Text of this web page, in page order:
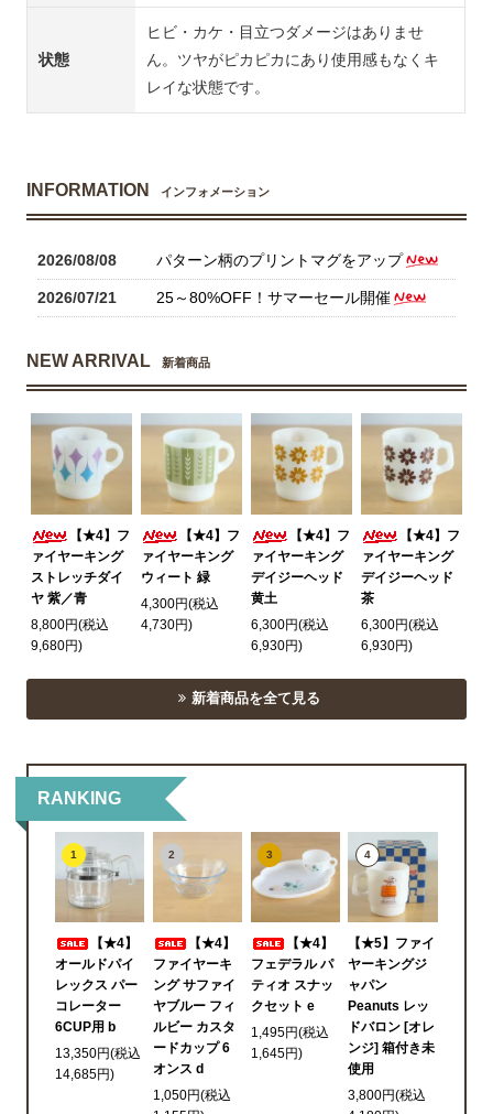
状態
ヒビ・カケ・目立つダメージはありませ
ん。ツヤがピカピカにあり使用感もなくキ
レイな状態です。
INFORMATION インフォメーション
2026/08/08 パターン柄のプリントマグをアップ
2026/07/21 25～80%OFF！サマーセール開催
NEW ARRIVAL 新着商品
【★4】フ
ァイヤーキング
ストレッチダイ
ヤ 紫／青
8,800円(税込
9,680円)
【★4】フ
ァイヤーキング
ウィート 緑
4,300円(税込
4,730円)
【★4】フ
ァイヤーキング
デイジーヘッド
黄土
6,300円(税込
6,930円)
【★4】フ
ァイヤーキング
デイジーヘッド
茶
6,300円(税込
6,930円)
新着商品を全て見る
RANKING
1
【★4】
オールドパイ
レックス パー
コレーター
6CUP用 b
13,350円(税込
14,685円)
2
【★4】
ファイヤーキ
ング サファイ
ヤブルー フィ
ルビー カスタ
ードカップ 6
オンス d
1,050円(税込
3
【★4】
フェデラル パ
ティオ スナッ
クセット e
1,495円(税込
1,645円)
4
【★5】ファイ
ヤーキングジ
ャパン
Peanuts レッ
ドバロン [オレ
ンジ] 箱付き未
使用
3,800円(税込